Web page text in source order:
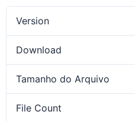
Version
Download
Tamanho do Arquivo
File Count